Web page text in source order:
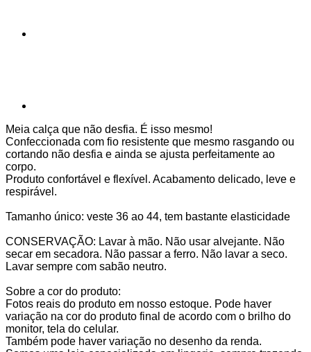
Meia calça que não desfia. É isso mesmo!
Confeccionada com fio resistente que mesmo rasgando ou
cortando não desfia e ainda se ajusta perfeitamente ao
corpo.
Produto confortável e flexível. Acabamento delicado, leve e
respirável.
Tamanho único: veste 36 ao 44, tem bastante elasticidade
CONSERVAÇÃO: Lavar à mão. Não usar alvejante. Não
secar em secadora. Não passar a ferro. Não lavar a seco.
Lavar sempre com sabão neutro.
Sobre a cor do produto:
Fotos reais do produto em nosso estoque. Pode haver
variação na cor do produto final de acordo com o brilho do
monitor, tela do celular.
Também pode haver variação no desenho da renda.